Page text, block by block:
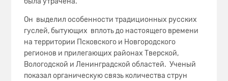
Он выделил особенности тра­диционных русских
гуслей, бытующих вплоть до насто­ящего времени
на территории Псковского и Новгородского
регионов и прилегающи­х районах Тверской,
Вологодской и Ле­нинградской областей. Ученый
показал органическую связь количества струн